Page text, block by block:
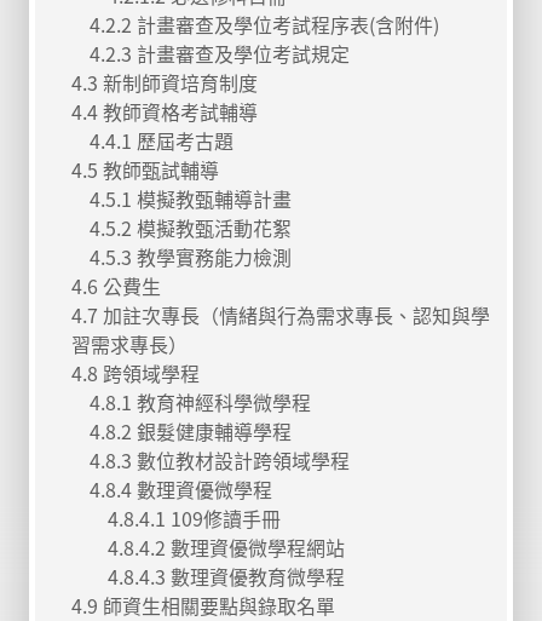
4.2.2 計畫審查及學位考試程序表(含附件)
4.2.3 計畫審查及學位考試規定
4.3 新制師資培育制度
4.4 教師資格考試輔導
4.4.1 歷屆考古題
4.5 教師甄試輔導
4.5.1 模擬教甄輔導計畫
4.5.2 模擬教甄活動花絮
4.5.3 教學實務能力檢測
4.6 公費生
4.7 加註次專長（情緒與行為需求專長、認知與學
習需求專長）
4.8 跨領域學程
4.8.1 教育神經科學微學程
4.8.2 銀髮健康輔導學程
4.8.3 數位教材設計跨領域學程
4.8.4 數理資優微學程
4.8.4.1 109修讀手冊
4.8.4.2 數理資優微學程網站
4.8.4.3 數理資優教育微學程
4.9 師資生相關要點與錄取名單